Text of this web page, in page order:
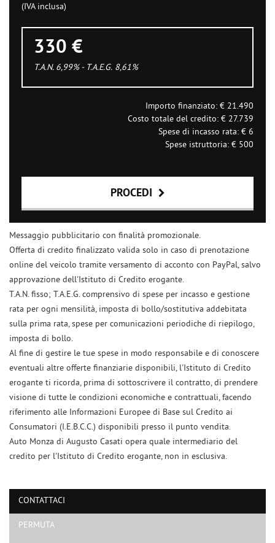
(IVA inclusa)
330 €
T.A.N. 6,99% - T.A.E.G. 8,61%
Importo finanziato: € 21.490
Costo totale del credito: € 27.739
Spese di incasso rata: € 6
Spese istruttoria: € 500
PROCEDI
Contattaci
Ho letto e accetto l'informativa privacy*
Acconsento al trattamento dei miei dati per finalità di marketing
Invia la tua richiesta
Messaggio pubblicitario con finalità promozionale.
Offerta di credito finalizzato valida solo in caso di prenotazione
online del veicolo tramite versamento di acconto con PayPal, salvo
approvazione dell'Istituto di Credito erogante.
T.A.N. fisso; T.A.E.G. comprensivo di spese per incasso e gestione
rata per ogni mensilità, imposta di bollo/sostitutiva addebitata
sulla prima rata, spese per comunicazioni periodiche di riepilogo,
imposta di bollo.
Al fine di gestire le tue spese in modo responsabile e di conoscere
eventuali altre offerte finanziarie disponibili, l'Istituto di Credito
erogante ti ricorda, prima di sottoscrivere il contratto, di prendere
visione di tutte le condizioni economiche e contrattuali, facendo
riferimento alle Informazioni Europee di Base sul Credito ai
Consumatori (I.E.B.C.C.) disponibili presso il punto vendita.
Auto Monza di Augusto Casati opera quale intermediario del
credito per l'Istituto di Credito erogante, non in esclusiva.
CONTATTACI
PERMUTA